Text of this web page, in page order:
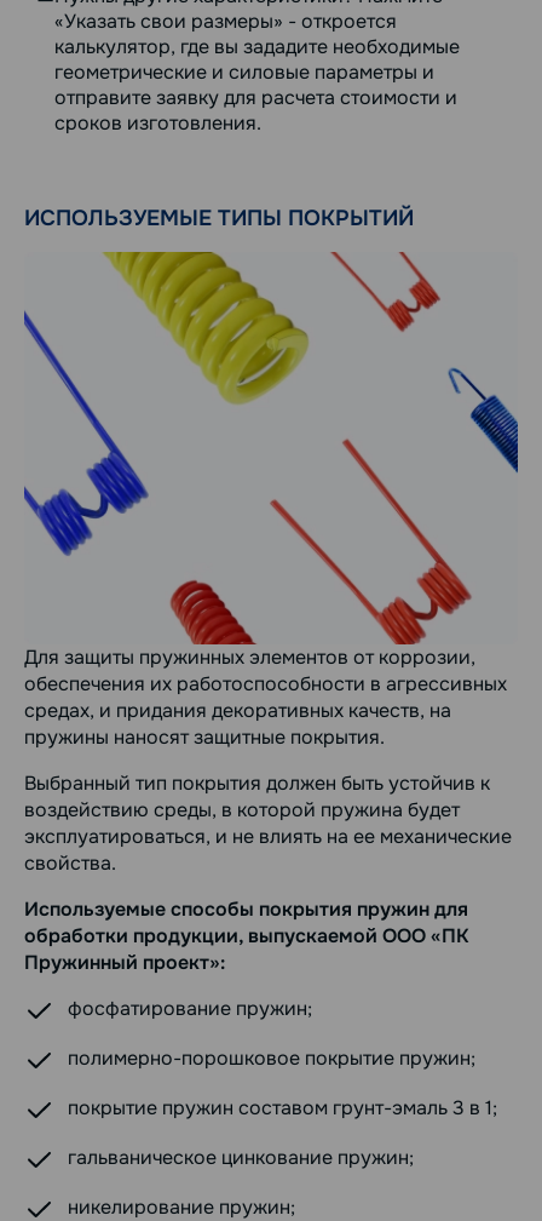
«Указать свои размеры» - откроется
калькулятор, где вы зададите необходимые
геометрические и силовые параметры и
отправите заявку для расчета стоимости и
сроков изготовления.
ИСПОЛЬЗУЕМЫЕ ТИПЫ ПОКРЫТИЙ
Для защиты пружинных элементов от коррозии,
обеспечения их работоспособности в агрессивных
средах, и придания декоративных качеств, на
пружины наносят защитные покрытия.
Выбранный тип покрытия должен быть устойчив к
воздействию среды, в которой пружина будет
эксплуатироваться, и не влиять на ее механические
свойства.
Используемые способы покрытия пружин для
обработки продукции, выпускаемой ООО «ПК
Пружинный проект»:
фосфатирование пружин;
полимерно-порошковое покрытие пружин;
покрытие пружин составом грунт-эмаль 3 в 1;
гальваническое цинкование пружин;
никелирование пружин;